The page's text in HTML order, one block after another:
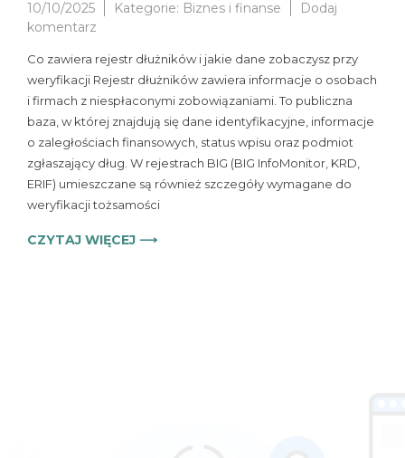
10/10/2025 Kategorie: Biznes i finanse
Dodaj
komentarz
zawiera
rejestr
dłużników
–
zakres
danych
i
możliwe
Co zawiera rejestr dłużników i jakie dane zobaczysz przy
weryfikacji Rejestr dłużników zawiera informacje o osobach
i firmach z niespłaconymi zobowiązaniami. To publiczna
baza, w której znajdują się dane identyfikacyjne, informacje
o zaległościach finansowych, status wpisu oraz podmiot
zgłaszający dług. W rejestrach BIG (BIG InfoMonitor, KRD,
ERIF) umieszczane są również szczegóły wymagane do
weryfikacji tożsamości
CZYTAJ WIĘCEJ ⟶